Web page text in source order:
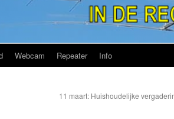
Webcam Repeater Info
11 maart: Huishoudelijke